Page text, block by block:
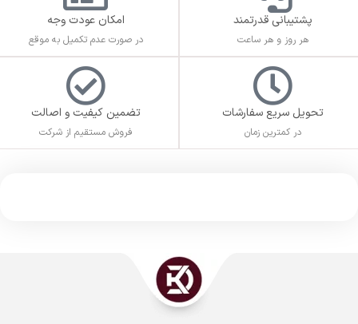
پشتیبانی قدرتمند
هر روز و هر ساعت
امکان عودت وجه
در صورت عدم تکمیل به موقع
تحویل سریع سفارشات
در کمترین زمان
تضمین کیفیت و اصالت
فروش مستقیم از شرکت